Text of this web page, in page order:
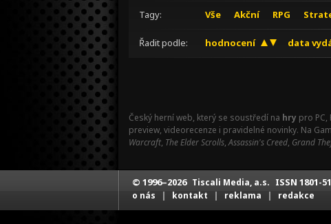
Tagy: Vše Akční RPG
Řadit podle: hodnocení data
Český herní web, který se soustředí na hry pro PC,
preview, videorecenze i pravidelné novinky. Na
Warcraft, The Elder Scrolls,Assassin's Creed, Grand
© 1996–2026 Tiscali Media, a.s. ISSN 1801-
o nás | kontakt | reklama | redakce